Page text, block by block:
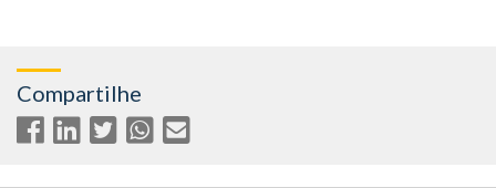
Compartilhe